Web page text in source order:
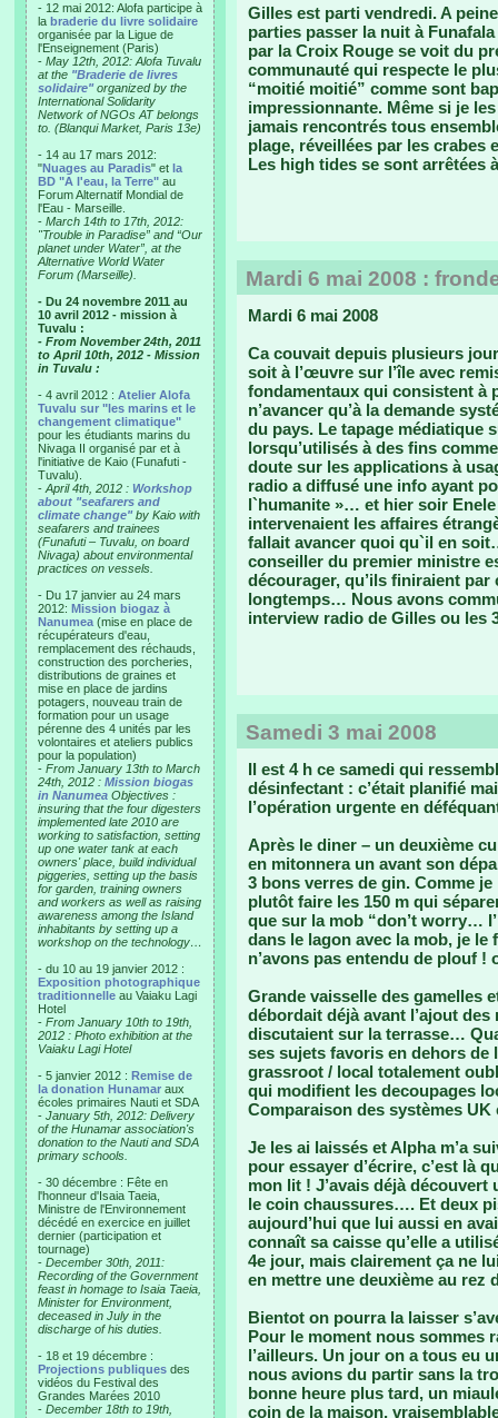
- 12 mai 2012: Alofa participe à
la braderie du livre solidaire
organisée par la Ligue de
l'Enseignement (Paris)
- May 12th, 2012: Alofa Tuvalu
at the "Braderie de livres
solidaire"organized by the
International Solidarity
Network of NGOs AT belongs
to. (Blanqui Market, Paris 13e)
- 14 au 17 mars 2012:
"Nuages au Paradis" et la
BD "A l'eau, la Terre" au
Forum Alternatif Mondial de
l'Eau - Marseille.
- March 14th to 17th, 2012:
"Trouble in Paradise” and “Our
planet under Water”, at the
Alternative World Water
Forum (Marseille).
- Du 24 novembre 2011 au
10 avril 2012 - mission à
Tuvalu :
- From November 24th, 2011
to April 10th, 2012 - Mission
in Tuvalu :
- 4 avril 2012 : Atelier Alofa
Tuvalu sur "les marins et le
changement climatique"
pour les étudiants marins du
Nivaga II organisé par et à
l'initiative de Kaio (Funafuti -
Tuvalu).
- April 4th, 2012 : Workshop
about "seafarers and
climate change"by Kaio with
seafarers and trainees
(Funafuti – Tuvalu, on board
Nivaga) about environmental
practices on vessels.
- Du 17 janvier au 24 mars
2012: Mission biogaz à
Nanumea (mise en place de
récupérateurs d'eau,
remplacement des réchauds,
construction des porcheries,
distributions de graines et
mise en place de jardins
potagers, nouveau train de
formation pour un usage
pérenne des 4 unités par les
volontaires et ateliers publics
pour la population)
- From January 13th to March
24th, 2012 : Mission biogas
in Nanumea Objectives :
insuring that the four digesters
implemented late 2010 are
working to satisfaction, setting
up one water tank at each
owners' place, build individual
piggeries, setting up the basis
for garden, training owners
and workers as well as raising
awareness among the Island
inhabitants by setting up a
workshop on the technology…
- du 10 au 19 janvier 2012 :
Exposition photographique
traditionnelle au Vaiaku Lagi
Hotel
- From January 10th to 19th,
2012 : Photo exhibition at the
Vaiaku Lagi Hotel
- 5 janvier 2012 : Remise de
la donation Hunamar aux
écoles primaires Nauti et SDA
- January 5th, 2012: Delivery
of the Hunamar association's
donation to the Nauti and SDA
primary schools.
- 30 décembre : Fête en
l'honneur d'Isaia Taeia,
Ministre de l'Environnement
décédé en exercice en juillet
dernier (participation et
tournage)
- December 30th, 2011:
Recording of the Government
feast in homage to Isaia Taeia,
Minister for Environment,
deceased in July in the
discharge of his duties.
- 18 et 19 décembre :
Projections publiques des
vidéos du Festival des
Grandes Marées 2010
- December 18th to 19th,
Gilles est parti vendredi. A
parties passer la nuit à
par la Croix Rouge se voit du
communauté qui respecte le
“moitié moitié” comme sont
impressionnante. Même si je
jamais rencontrés tous
plage, réveillées par les crabes
Les high tides se sont arrêtées
Mardi 6 mai 2008 :
Mardi 6 mai 2008
Ca couvait depuis plusieurs
soit à l’œuvre sur l’île avec
fondamentaux qui consistent à
n’avancer qu’à la demande
du pays. Le tapage médiatique
lorsqu’utilisés à des fins
doute sur les applications à
radio a diffusé une info ayant
l`humanite »… et hier soir
intervenaient les affaires
fallait avancer quoi qu`il en
conseiller du premier ministre
décourager, qu’ils finiraient par
longtemps… Nous avons
interview radio de Gilles ou les
Samedi 3 mai 2008
Il est 4 h ce samedi qui
désinfectant : c’était planifié
l’opération urgente en
Après le diner – un deuxième
en mitonnera un avant son
3 bons verres de gin. Comme
plutôt faire les 150 m qui
que sur la mob “don’t worry…
dans le lagon avec la mob, je
n’avons pas entendu de plouf !
Grande vaisselle des gamelles
débordait déjà avant l’ajout
discutaient sur la terrasse…
ses sujets favoris en dehors
grassroot / local totalement
qui modifient les decoupages
Comparaison des systèmes UK
Je les ai laissés et Alpha m’a
pour essayer d’écrire, c’est là
mon lit ! J’avais déjà
le coin chaussures…. Et deux
aujourd’hui que lui aussi en
connaît sa caisse qu’elle a
4e jour, mais clairement ça ne
en mettre une deuxième au rez
Bientot on pourra la laisser
Pour le moment nous sommes
l’ailleurs. Un jour on a tous eu
nous avions du partir sans la
bonne heure plus tard, un
coin de la maison,